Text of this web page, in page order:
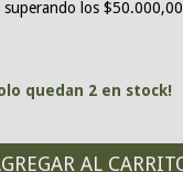
superando los $50.000,00
quedan 2 en stock!